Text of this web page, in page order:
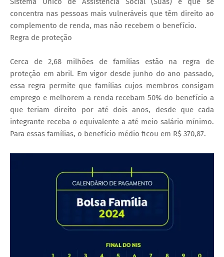
concentra nas pessoas mais vulneráveis que têm direito ao
complemento de renda, mas não recebem o benefício.
Regra de proteção
Cerca de 2,68 milhões de famílias estão na regra de
proteção em abril. Em vigor desde junho do ano passado,
essa regra permite que famílias cujos membros consigam
emprego e melhorem a renda recebam 50% do benefício a
que teriam direito por até dois anos, desde que cada
integrante receba o equivalente a até meio salário mínimo.
Para essas famílias, o benefício médio ficou em R$ 370,87.